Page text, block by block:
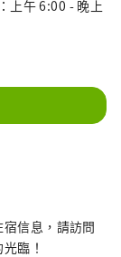
上午 6:00 - 晚上
信息，請訪問
臨！